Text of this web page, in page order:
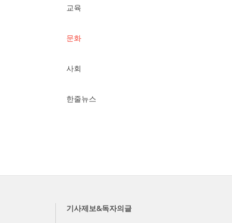
교육
문화
사회
한줄뉴스
기사제보&독자의글